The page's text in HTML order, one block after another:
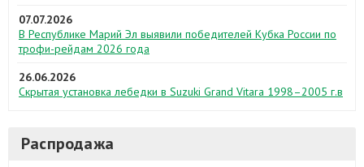
07.07.2026
В Республике Марий Эл выявили победителей Кубка России по
трофи-рейдам 2026 года
26.06.2026
Скрытая установка лебедки в Suzuki Grand Vitara 1998–2005 г.в
Распродажа